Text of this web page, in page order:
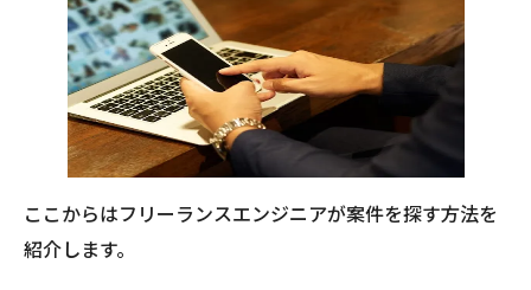
ここからはフリーランスエンジニアが案件を探す方法を
紹介します。